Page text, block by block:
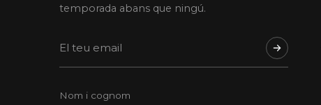
temporada abans que ningú.